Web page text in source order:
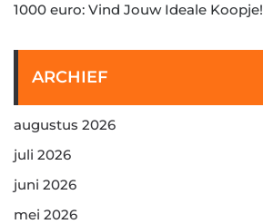
1000 euro: Vind Jouw Ideale Koopje!
ARCHIEF
augustus 2026
juli 2026
juni 2026
mei 2026